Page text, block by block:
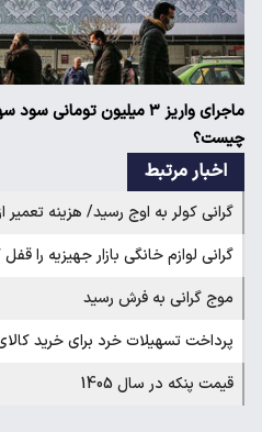
ماجرای واریز ۳ میلیون تومانی
چیست؟
اخبار مرتبط
گرانی کولر به اوج رسید/ هزینه
گرانی لوازم خانگی بازار جهیزیه را قفل
موج گرانی به فرش رسید
پرداخت تسهیلات خرد برای خرید
قیمت پنکه در سال 1405